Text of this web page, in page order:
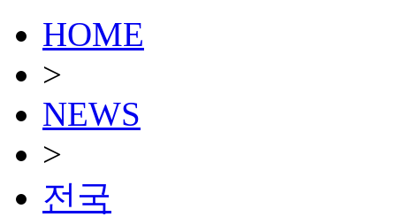
HOME
>
NEWS
>
전국